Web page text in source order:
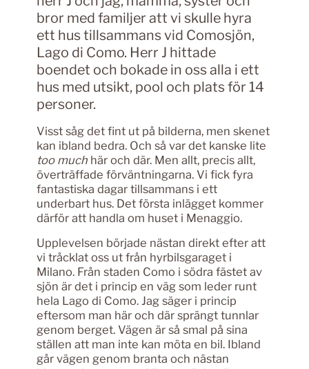
bror med familjer att vi skulle hyra
ett hus tillsammans vid Comosjön,
Lago di Como. Herr J hittade
boendet och bokade in oss alla i ett
hus med utsikt, pool och plats för 14
personer.
Visst såg det fint ut på bilderna, men skenet
kan ibland bedra. Och så var det kanske lite
too much här och där. Men allt, precis allt,
överträffade förväntningarna. Vi fick fyra
fantastiska dagar tillsammans i ett
underbart hus. Det första inlägget kommer
därför att handla om huset i Menaggio.
Upplevelsen började nästan direkt efter att
vi tråcklat oss ut från hyrbilsgaraget i
Milano. Från staden Como i södra fästet av
sjön är det i princip en väg som leder runt
hela Lago di Como. Jag säger i princip
eftersom man här och där sprängt tunnlar
genom berget. Vägen är så smal på sina
ställen att man inte kan möta en bil. Ibland
går vägen genom branta och nästan